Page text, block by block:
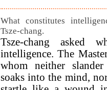
What constitutes
Tsze-chang.
Tsze-chang asked
intelligence. The
whom neither
soaks into the mind,